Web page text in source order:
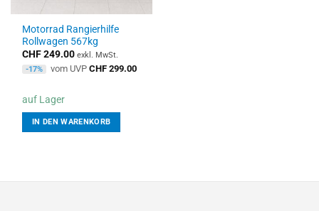
Motorrad Rangierhilfe
Rollwagen 567kg
CHF249.00 exkl. MwSt.
-17%
vom UVPCHF 299.00
auf Lager
IN DEN WARENKORB